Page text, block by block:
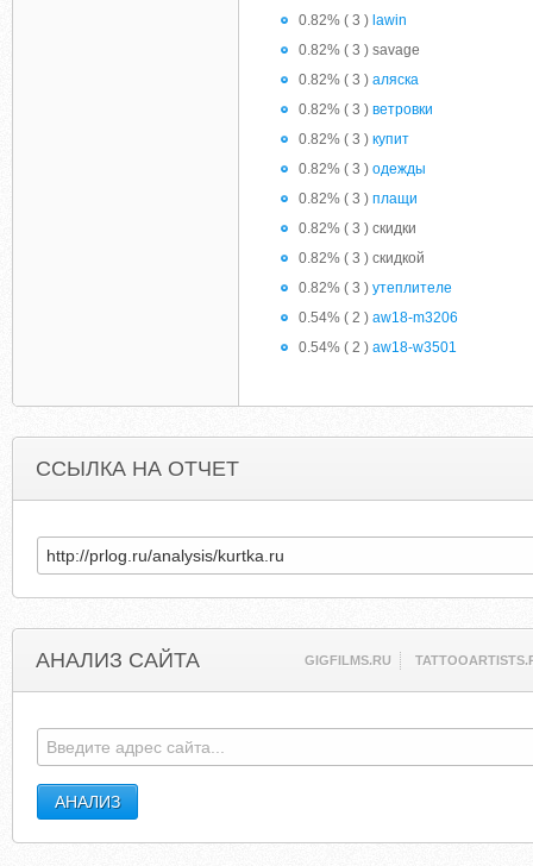
0.82% ( 3 ) lawin
0.82% ( 3 ) savage
0.82% ( 3 ) аляска
0.82% ( 3 ) ветровки
0.82% ( 3 ) купит
0.82% ( 3 ) одежды
0.82% ( 3 ) плащи
0.82% ( 3 ) скидки
0.82% ( 3 ) скидкой
0.82% ( 3 ) утеплителе
0.54% ( 2 ) aw18-m3206
0.54% ( 2 ) aw18-w3501
ССЫЛКА НА ОТЧЕТ
АНАЛИЗ САЙТА GIGFILMS.RU